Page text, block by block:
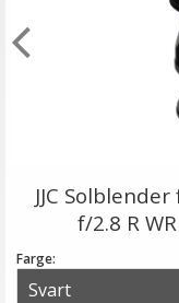
JJC
f/2.8 R
Farge: